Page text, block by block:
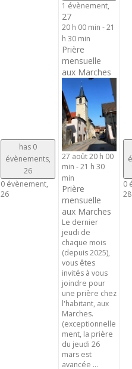
has 0
évènements,
26
0 évènement,
26
1 évènement,
27
20 h 00 min -21
h 30 min
Prière
mensuelle
aux Marches
27 août 20 h 00
min -21 h 30
min
Prière
mensuelle
aux Marches
Le dernier
jeudi de
chaque mois
(depuis 2025),
vous êtes
invités à vous
joindre pour
une prière chez
l'habitant, aux
Marches.
(exceptionnelle
ment, la prière
du jeudi 26
mars est
avancée ...
0
28